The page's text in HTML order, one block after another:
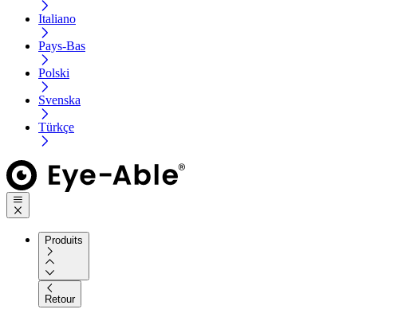
Italiano
Pays-Bas
Polski
Svenska
Türkçe
Produits
Retour